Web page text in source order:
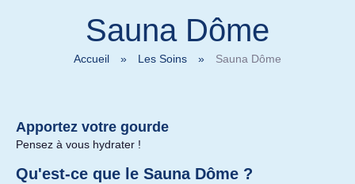
Sauna Dôme
Accueil » Les Soins » Sauna Dôme
Apportez votre gourde
Pensez à vous hydrater !
Qu'est-ce que le Sauna Dôme ?